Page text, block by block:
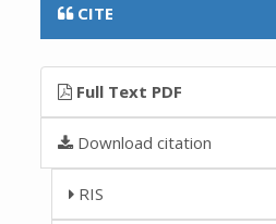
CITE
Full Text PDF
Download citation
RIS